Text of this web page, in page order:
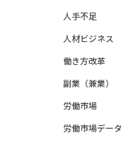
人手不足
人材ビジネス
働き方改革
副業（兼業）
労働市場
労働市場データ